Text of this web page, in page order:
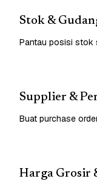
Stok &
Pantau posisi stok
Supplier &
Buat purchase
Harga Grosir